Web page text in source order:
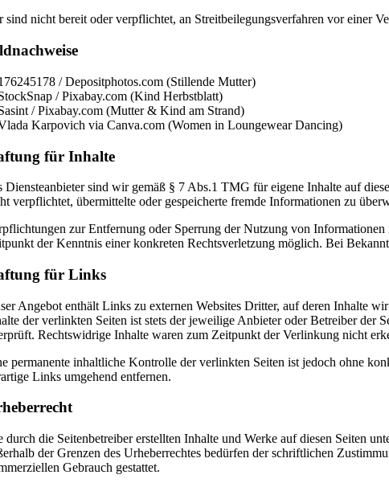
sind nicht bereit oder verpflichtet, an Streitbeilegungsverfahren vor einer
/ Depositphotos.com (Stillende Mutter)
/ Pixabay.com (Kind Herbstblatt)
/ Pixabay.com (Mutter & Kind am Strand)
Karpovich via Canva.com (Women in Loungewear Dancing)
für Inhalte
Diensteanbieter sind wir gemäß § 7 Abs.1 TMG für eigene Inhalte auf
verpflichtet, übermittelte oder gespeicherte fremde Informationen zu
zur Entfernung oder Sperrung der Nutzung von
der Kenntnis einer konkreten Rechtsverletzung möglich. Bei
für Links
Angebot enthält Links zu externen Websites Dritter, auf deren Inhalte
der verlinkten Seiten ist stets der jeweilige Anbieter oder Betreiber
Rechtswidrige Inhalte waren zum Zeitpunkt der Verlinkung nicht
permanente inhaltliche Kontrolle der verlinkten Seiten ist jedoch ohne
Links umgehend entfernen.
durch die Seitenbetreiber erstellten Inhalte und Werke auf diesen Seiten
der Grenzen des Urheberrechtes bedürfen der schriftlichen
Gebrauch gestattet.